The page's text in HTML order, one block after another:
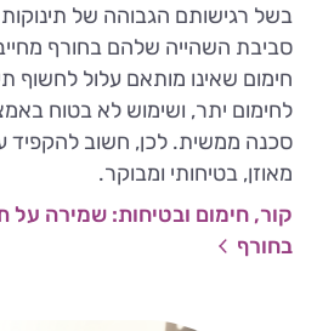
בשל רגישותם הגבוהה של
סביבת השהייה שלהם בחורף
חימום שאינו מותאם עלול לחשוף
לחימום יתר, ושימוש לא בטוח
סכנה ממשית. לכן, חשוב להקפיד
מאוזן, בטיחותי ומבוקר.
קור, חימום ובטיחות: שמירה על
בחורף